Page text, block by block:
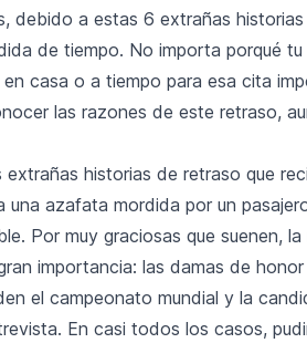
debido a estas 6 extrañas
de tiempo. No importa porqué
casa o a tiempo para esa cita
las razones de este retraso,
extrañas historias de retraso que
azafata mordida por un
Por muy graciosas que suenen,
importancia: las damas de
el campeonato mundial y la
En casi todos los casos,